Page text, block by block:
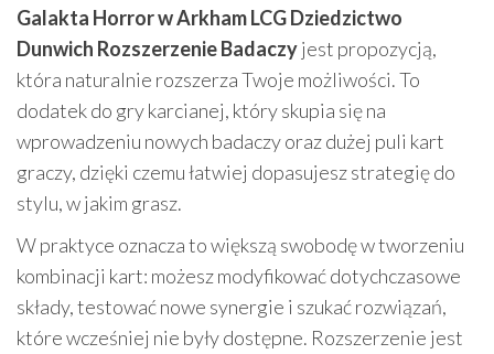
Galakta Horror w Arkham LCG Dziedzictwo
Dunwich Rozszerzenie Badaczyjest propozycją,
która naturalnie rozszerza Twoje możliwości. To
dodatek do gry karcianej, który skupia się na
wprowadzeniu nowych badaczy oraz dużej puli kart
graczy, dzięki czemu łatwiej dopasujesz strategię do
stylu, w jakim grasz.
W praktyce oznacza to większą swobodę w tworzeniu
kombinacji kart: możesz modyfikować dotychczasowe
składy, testować nowe synergie i szukać rozwiązań,
które wcześniej nie były dostępne. Rozszerzenie jest